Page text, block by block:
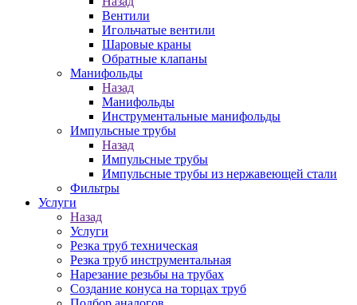
Вентили
Игольчатые вентили
Шаровые краны
Обратные клапаны
Манифольды
Назад
Манифольды
Инструментальные манифольды
Импульсные трубы
Назад
Импульсные трубы
Импульсные трубы из нержавеющей стали
Фильтры
Услуги
Назад
Услуги
Резка труб техническая
Резка труб инструментальная
Нарезание резьбы на трубах
Создание конуса на торцах труб